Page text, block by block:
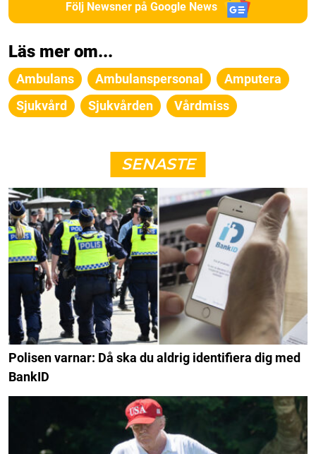
Följ Newsner på Google News
Läs mer om...
Ambulans Ambulanspersonal
Amputera
Sjukvård
Sjukvården Vårdmiss
SENASTE
Polisen varnar: Då ska du aldrig identifiera dig med
BankID